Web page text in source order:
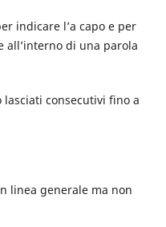
indicare l’a capo e per
all’interno di una parola
consecutivi fino a
linea generale ma non